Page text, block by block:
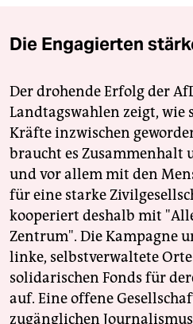
Die Engagierten
Der drohende Erfolg der
Landtagswahlen zeigt, wie
Kräfte inzwischen
braucht es Zusammenhalt
und vor allem mit den
für eine starke
kooperiert deshalb mit
Zentrum". Die Kampagne
linke, selbstverwaltete
solidarischen Fonds für
auf. Eine offene
zugänglichen